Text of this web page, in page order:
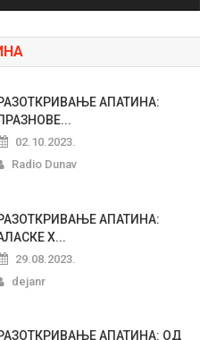
АПАТИНА:
02.10.2023.
Radio Dunav
АПАТИНА:
Х...
29.08.2023.
dejanr
АПАТИНА: ОД